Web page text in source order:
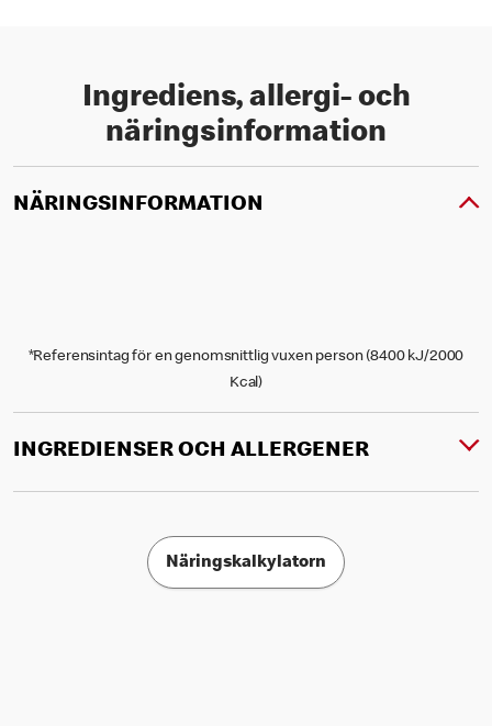
Ingrediens, allergi- och
näringsinformation
NÄRINGSINFORMATION
*Referensintag för en genomsnittlig vuxen person (8400 kJ/2000
Kcal)
INGREDIENSER OCH ALLERGENER
Näringskalkylatorn